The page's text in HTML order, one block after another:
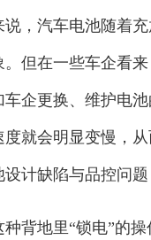
汽车电池随着充
但在一些车企看
企更换、维护电
就会明显变慢，
计缺陷与品控问
地里“锁电”的操